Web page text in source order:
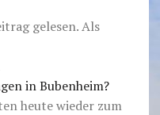
gelesen. Als
in Bubenheim?
heute wieder zum